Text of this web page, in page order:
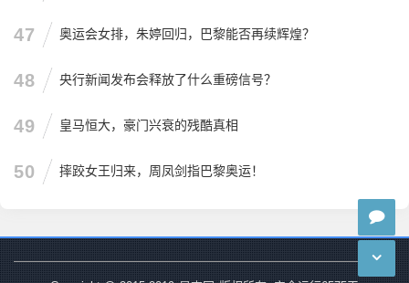
47 奥运会女排，朱婷回归，巴黎能否再续辉煌？
48 央行新闻发布会释放了什么重磅信号？
49 皇马恒大，豪门兴衰的残酷真相
50 摔跤女王归来，周凤剑指巴黎奥运！